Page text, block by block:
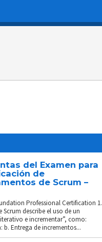
del Examen para
de
de Scrum –
Professional Certification 1.
Scrum describe el uso de un
e incrementar”, como:
b. Entrega de incrementos...